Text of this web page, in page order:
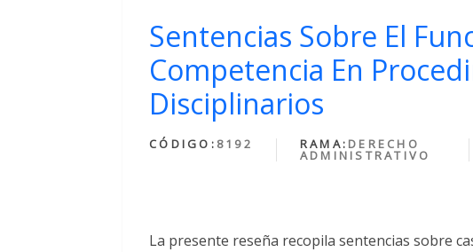
Sentencias Sobre El
Competencia En
Disciplinarios
CÓDIGO: 8192 RAMA: DERECHO
ADMINISTRATIVO
La presente reseña recopila sentencias sobre